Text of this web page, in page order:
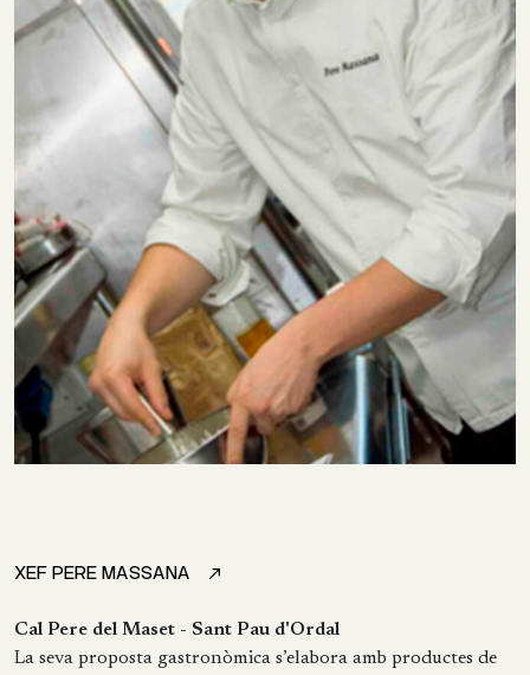
XEF PERE MASSANA
Cal Pere del Maset - Sant Pau d'Ordal
La seva proposta gastronòmica s’elabora amb productes de